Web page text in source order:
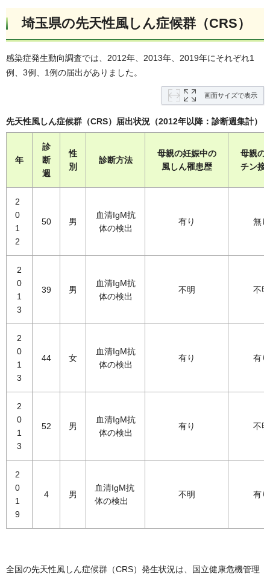
埼玉県の先天性風しん症候群（CRS）
感染症発生動向調査では、2012年、2013年、2019年にそれぞれ1
例、3例、1例の届出がありました。
画面サイズで表示
先天性風しん症候群（CRS）届出状況（2012年以降：診断週集計）
年
診
断
週
性
別
診断方法
母親の妊娠中の
風しん罹患歴
母親の
チン接
2
0
1
2
50 男
血清IgM抗
体の検出
有り 無し
2
0
1
3
39 男
血清IgM抗
体の検出
不明 不明
2
0
1
3
44 女
血清IgM抗
体の検出
有り 有り
2
0
1
3
52 男
血清IgM抗
体の検出
有り 不明
2
0
1
9
4 男
血清IgM抗
体の検出
不明 有り
全国の先天性風しん症候群（CRS）発生状況は、国立健康危機管理